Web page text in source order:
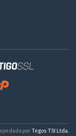
por Tegos TSI Ltda.